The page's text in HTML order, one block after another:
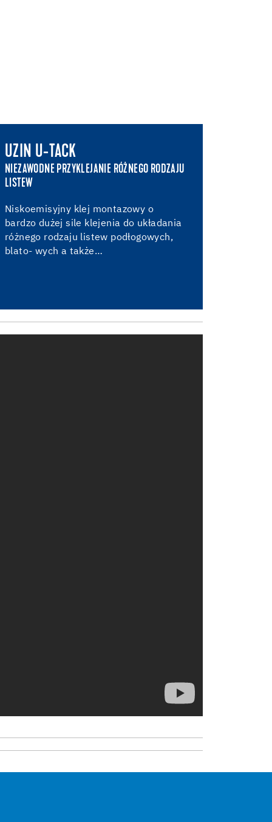
UZIN U-TACK
NIEZAWODNE PRZYKLEJANIE RÓŻNEGO RODZAJU
LISTEW
Niskoemisyjny klej montazowy o
bardzo dużej sile klejenia do układania
różnego rodzaju listew podłogowych,
blato- wych a także…